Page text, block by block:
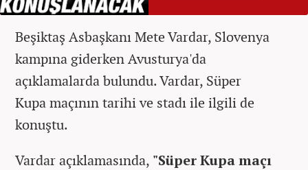
Beşiktaş Asbaşkanı Mete Vardar, Slovenya
kampına giderken Avusturya'da
açıklamalarda bulundu. Vardar, Süper
Kupa maçının tarihi ve stadı ile ilgili de
konuştu.
Vardar açıklamasında, "Süper Kupa maçı